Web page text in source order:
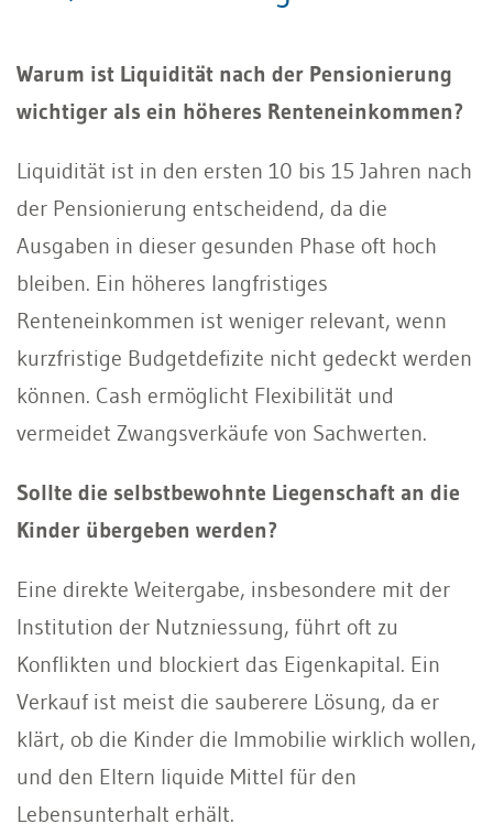
Warum ist Liquidität nach der Pensionierung
wichtiger als ein höheres Renteneinkommen?
Liquidität ist in den ersten 10 bis 15 Jahren nach
der Pensionierung entscheidend, da die
Ausgaben in dieser gesunden Phase oft hoch
bleiben. Ein höheres langfristiges
Renteneinkommen ist weniger relevant, wenn
kurzfristige Budgetdefizite nicht gedeckt werden
können. Cash ermöglicht Flexibilität und
vermeidet Zwangsverkäufe von Sachwerten.
Sollte die selbstbewohnte Liegenschaft an die
Kinder übergeben werden?
Eine direkte Weitergabe, insbesondere mit der
Institution der Nutzniessung, führt oft zu
Konflikten und blockiert das Eigenkapital. Ein
Verkauf ist meist die sauberere Lösung, da er
klärt, ob die Kinder die Immobilie wirklich wollen,
und den Eltern liquide Mittel für den
Lebensunterhalt erhält.